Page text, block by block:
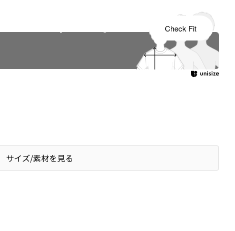
サイズ/素材を見る
Check Fit